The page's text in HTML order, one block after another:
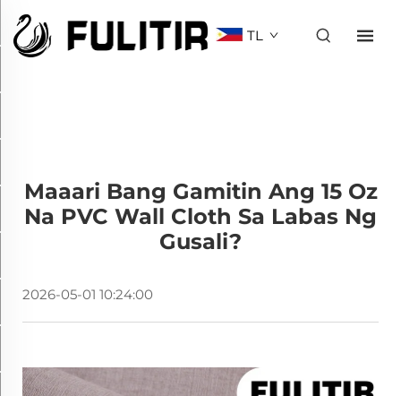
TL
Maaari Bang Gamitin Ang 15 Oz
Na PVC Wall Cloth Sa Labas Ng
Gusali?
2026-05-01 10:24:00